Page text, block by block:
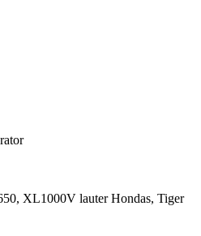
XL1000V lauter Hondas, Tiger